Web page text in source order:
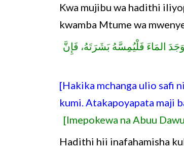
Kwa mujibu wa hadithi
المَاءَ فَلْيُمِسَّهُ بَشَرَتَهُ، فَإِنَّ
[Hakika mchanga ulio safi
kumi. Atakapoyapata maji
[Imepokewa na Abuu
Hadithi hii inafahamisha